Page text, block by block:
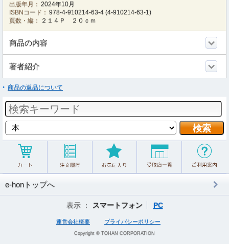
出版年月： 2024年10月
ISBNコード： 978-4-910214-63-4 (4-910214-63-1)
頁数・縦：
２１４Ｐ ２０ｃｍ
商品の内容
著者紹介
商品の返品について
e-honトップへ
表示 ： スマートフォン PC
運営会社概要 プライバシーポリシー
Copyright © TOHAN CORPORATION